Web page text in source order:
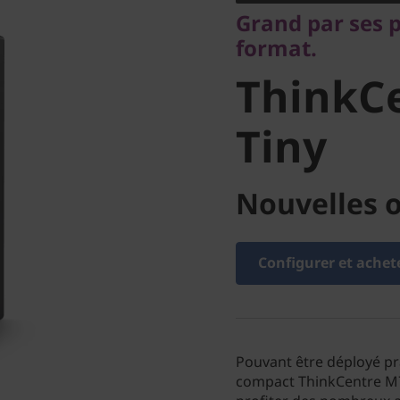
Tiny
Grand par ses
format.
Tiny
Nouvelles
Configurer et
Pouvant être déployé
compact ThinkCentre